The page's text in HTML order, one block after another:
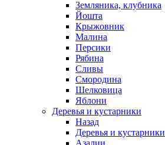
Земляника, клубника
Йошта
Крыжовник
Малина
Персики
Рябина
Сливы
Смородина
Шелковица
Яблони
Деревья и кустарники
Назад
Деревья и кустарники
Азалии